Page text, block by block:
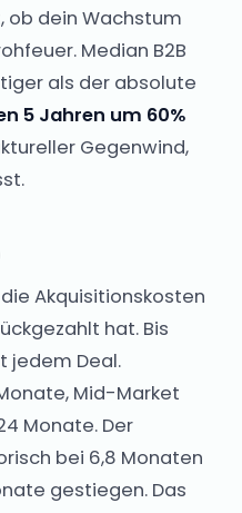
ob dein Wachstum
Median B2B
als der absolute
5 Jahren um 60%
Gegenwind,
Akquisitionskosten
hat. Bis
jedem Deal.
Mid-Market
Monate. Der
bei 6,8 Monaten
gestiegen. Das